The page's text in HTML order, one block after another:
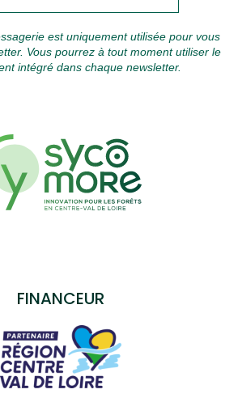
est uniquement utilisée pour vous
Vous pourrez à tout moment utiliser le
intégré dans chaque newsletter.
FINANCEUR